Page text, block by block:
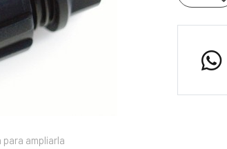
para ampliarla